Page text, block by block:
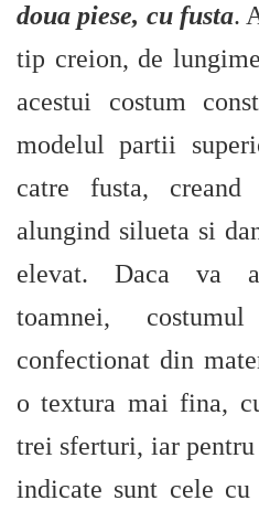
doua piese, cu fusta.
tip creion, de
acestui costum
modelul partii
catre fusta,
alungind silueta si
elevat. Daca va
toamnei,
confectionat din
o textura mai fina,
trei sferturi, iar
indicate sunt cele cu